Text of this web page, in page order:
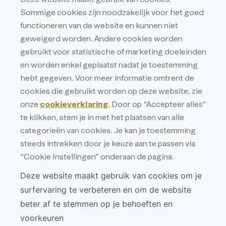
RPR ANTWERPEN AFD. TURNHOUT
BTW BE 0438.233.132
Privacy
Privacyverklaring
Cookieverklaring
Sommige cookies zijn noodzakelijk voor het goed
functioneren van de website en kunnen niet
geweigerd worden. Andere cookies worden
gebruikt voor statistische of marketing doeleinden
en worden enkel geplaatst nadat je toestemming
hebt gegeven. Voor meer informatie omtrent de
cookies die gebruikt worden op deze website, zie
onze cookieverklaring. Door op “Accepteer alles”
te klikken, stem je in met het plaatsen van alle
categorieën van cookies. Je kan je toestemming
steeds intrekken door je keuze aan te passen via
“Cookie Instellingen” onderaan de pagina.
Deze website maakt gebruik van cookies om je
surfervaring te verbeteren en om de website
beter af te stemmen op je behoeften en
voorkeuren